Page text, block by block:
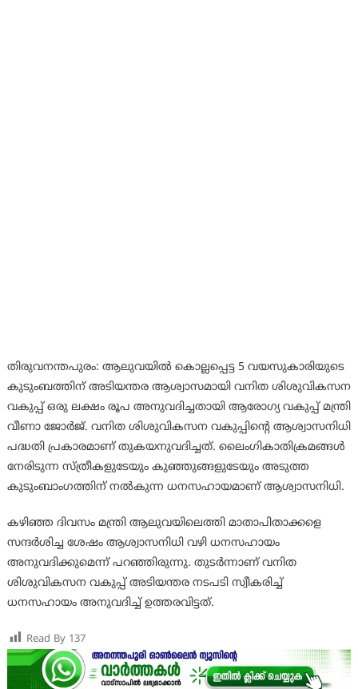
തിരുവനന്തപുരം: ആലുവയില്‍ കൊല്ലപ്പെട്ട 5 വയസുകാരിയുടെ
കുടുംബത്തിന് അടിയന്തര ആശ്വാസമായി വനിത ശിശുവികസന
വകുപ്പ് ഒരു ലക്ഷം രൂപ അനുവദിച്ചതായി ആരോഗ്യ വകുപ്പ് മന്ത്രി
വീണാ ജോര്‍ജ്. വനിത ശിശുവികസന വകുപ്പിന്റെ ആശ്വാസനിധി
പദ്ധതി പ്രകാരമാണ് തുകയനുവദിച്ചത്. ലൈംഗികാതിക്രമങ്ങള്‍
നേരിടുന്ന സ്ത്രീകളുടേയും കുഞ്ഞുങ്ങളുടേയും അടുത്ത
കുടുംബാംഗത്തിന് നല്‍കുന്ന ധനസഹായമാണ് ആശ്വാസനിധി.
കഴിഞ്ഞ ദിവസം മന്ത്രി ആലുവയിലെത്തി മാതാപിതാക്കളെ
സന്ദര്‍ശിച്ച ശേഷം ആശ്വാസനിധി വഴി ധനസഹായം
അനുവദിക്കുമെന്ന് പറഞ്ഞിരുന്നു. തുടര്‍ന്നാണ് വനിത
ശിശുവികസന വകുപ്പ് അടിയന്തര നടപടി സ്വീകരിച്ച്
ധനസഹായം അനുവദിച്ച് ഉത്തരവിട്ടത്.
Read By 137